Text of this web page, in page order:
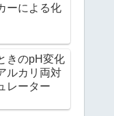
ーによる化
きのpH変化
ルカリ両対
レーター